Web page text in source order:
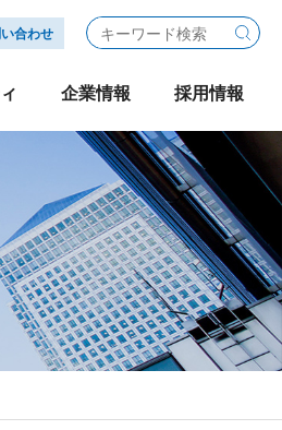
合わせ
旅行
ャーポリシー
企業情報 採用情報